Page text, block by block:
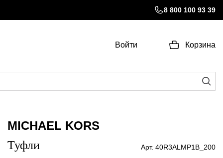
8 800 100 93 39
Войти Корзина
MICHAEL KORS
Туфли Арт. 40R3ALMP1B_200